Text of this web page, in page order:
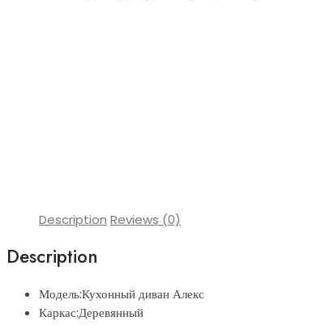
Description Reviews (0)
Description
Модель:Кухонный диван Алекс
Каркас:Деревянный